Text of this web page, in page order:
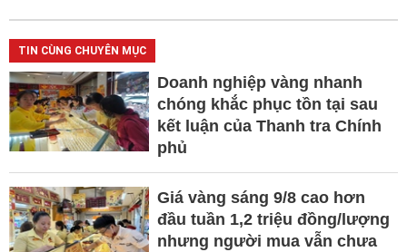
TIN CÙNG CHUYÊN MỤC
Doanh nghiệp vàng nhanh
chóng khắc phục tồn tại sau
kết luận của Thanh tra Chính
phủ
Giá vàng sáng 9/8 cao hơn
đầu tuần 1,2 triệu đồng/lượng
nhưng người mua vẫn chưa